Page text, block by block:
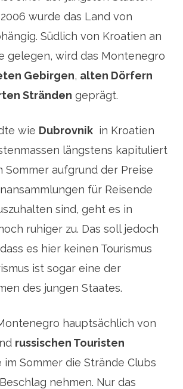
wurde das Land von
Südlich von Kroatien an
gelegen, wird das Montenegro
Gebirgen, alten Dörfern
Stränden geprägt.
wie Dubrovnik in Kroatien
längstens kapituliert
Sommer aufgrund der Preise
für Reisende
sind, geht es in
ruhiger zu. Das soll jedoch
es hier keinen Tourismus
ist sogar eine der
des jungen Staates.
hauptsächlich von
russischen Touristen
Sommer die Strände Clubs
nehmen. Nur das